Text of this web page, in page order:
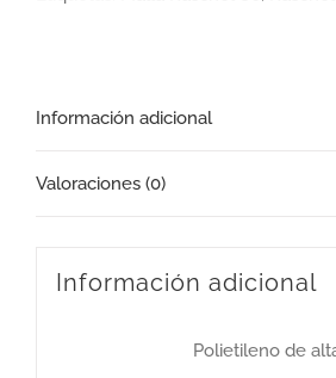
Información adicional
Valoraciones (0)
Información adicional
Polietileno de